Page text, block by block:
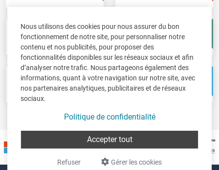
Nous utilisons des cookies pour nous assurer du bon
fonctionnement de notre site, pour personnaliser notre
contenu et nos publicités, pour proposer des
fonctionnalités disponibles sur les réseaux sociaux et afin
d’analyser notre trafic. Nous partageons également des
informations, quant à votre navigation sur notre site, avec
nos partenaires analytiques, publicitaires et de réseaux
sociaux.
Politique de confidentialité
Gérer les cookies
Refuser
Accepter tout
Fisc-in
Déclarations fiscales
Account-in
Comptes annuels
Pos-in
Caisse
Net-in
Solutions web